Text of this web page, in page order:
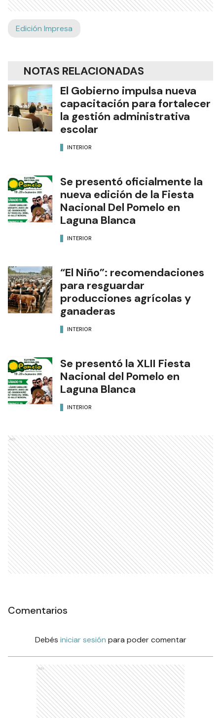
Edición Impresa
NOTAS RELACIONADAS
El Gobierno impulsa nueva
capacitación para fortalecer
la gestión administrativa
escolar
INTERIOR
Se presentó oficialmente la
nueva edición de la Fiesta
Nacional Del Pomelo en
Laguna Blanca
INTERIOR
“El Niño”: recomendaciones
para resguardar
producciones agrícolas y
ganaderas
INTERIOR
Se presentó la XLII Fiesta
Nacional del Pomelo en
Laguna Blanca
INTERIOR
Ads
Comentarios
Debés iniciar sesión para poder comentar
Ads